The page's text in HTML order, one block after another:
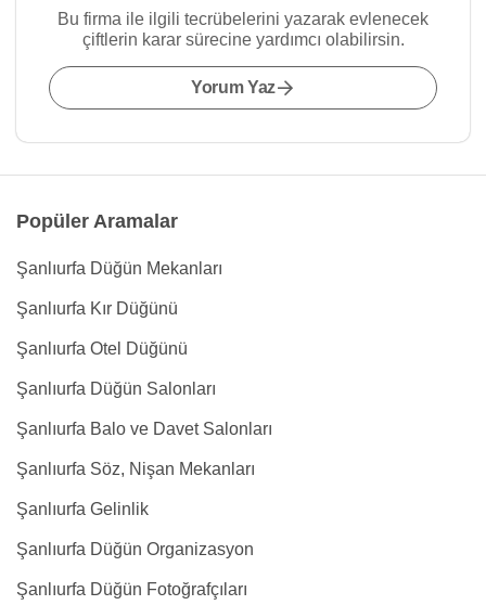
Bu firma ile ilgili tecrübelerini yazarak evlenecek
çiftlerin karar sürecine yardımcı olabilirsin.
Yorum Yaz
Popüler Aramalar
Şanlıurfa Düğün Mekanları
Şanlıurfa Kır Düğünü
Şanlıurfa Otel Düğünü
Şanlıurfa Düğün Salonları
Şanlıurfa Balo ve Davet Salonları
Şanlıurfa Söz, Nişan Mekanları
Şanlıurfa Gelinlik
Şanlıurfa Düğün Organizasyon
Şanlıurfa Düğün Fotoğrafçıları